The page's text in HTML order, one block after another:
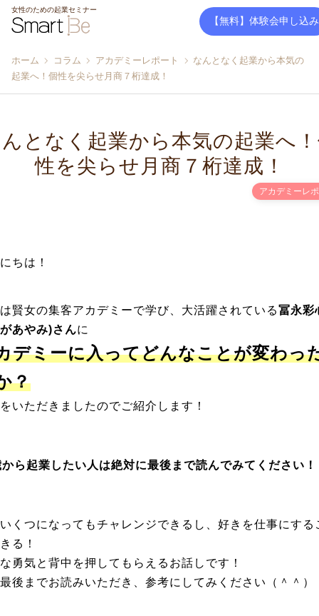
女性のための起業セミナー
【無料】体験会申し込み
ホーム コラム アカデミーレポート
なんとなく起業から本気の
起業へ！個性を尖らせ月商７桁達成！
となく起業から本気の起業へ
性を尖らせ月商７桁達成！
アカデミーレ
ちは！
賢女の集客アカデミーで学び、大活躍されている冨永彩
あやみ)さんに
デミーに入ってどんなことが変わっ
？
いただきましたのでご紹介します！
ら起業したい人は絶対に最後まで読んでみてください！
くつになってもチャレンジできるし、好きを仕事にする
る！
勇気と背中を押してもらえるお話しです！
後までお読みいただき、参考にしてみください（＾＾）